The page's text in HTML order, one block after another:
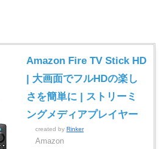
Amazon Fire TV Stick HD
| 大画面でフルHDの楽し
さを簡単に | ストリーミ
ングメディアプレイヤー
created by Rinker
Amazon